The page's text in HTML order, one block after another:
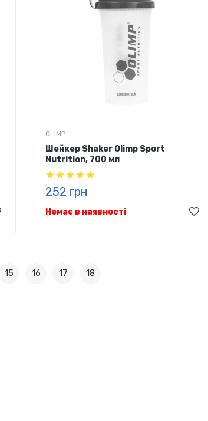
OLIMP
Шейкер Shaker Olimp Sport
Nutrition, 700 мл
252 грн
Немає в наявності
15 16 17
18